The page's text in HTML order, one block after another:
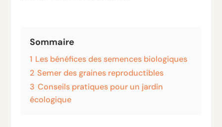
Sommaire
1 Les bénéfices des semences biologiques
2 Semer des graines reproductibles
3 Conseils pratiques pour un jardin
écologique